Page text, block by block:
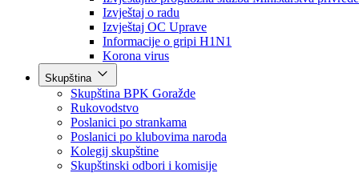
Obavještenja i izvještaji
Obavještenja Vlade
Izvještajno prognozna služba Ministarstva privrede
Izvještaj o radu
Izvještaj OC Uprave
Informacije o gripi H1N1
Korona virus
Skupština
Skupština BPK Goražde
Rukovodstvo
Poslanici po strankama